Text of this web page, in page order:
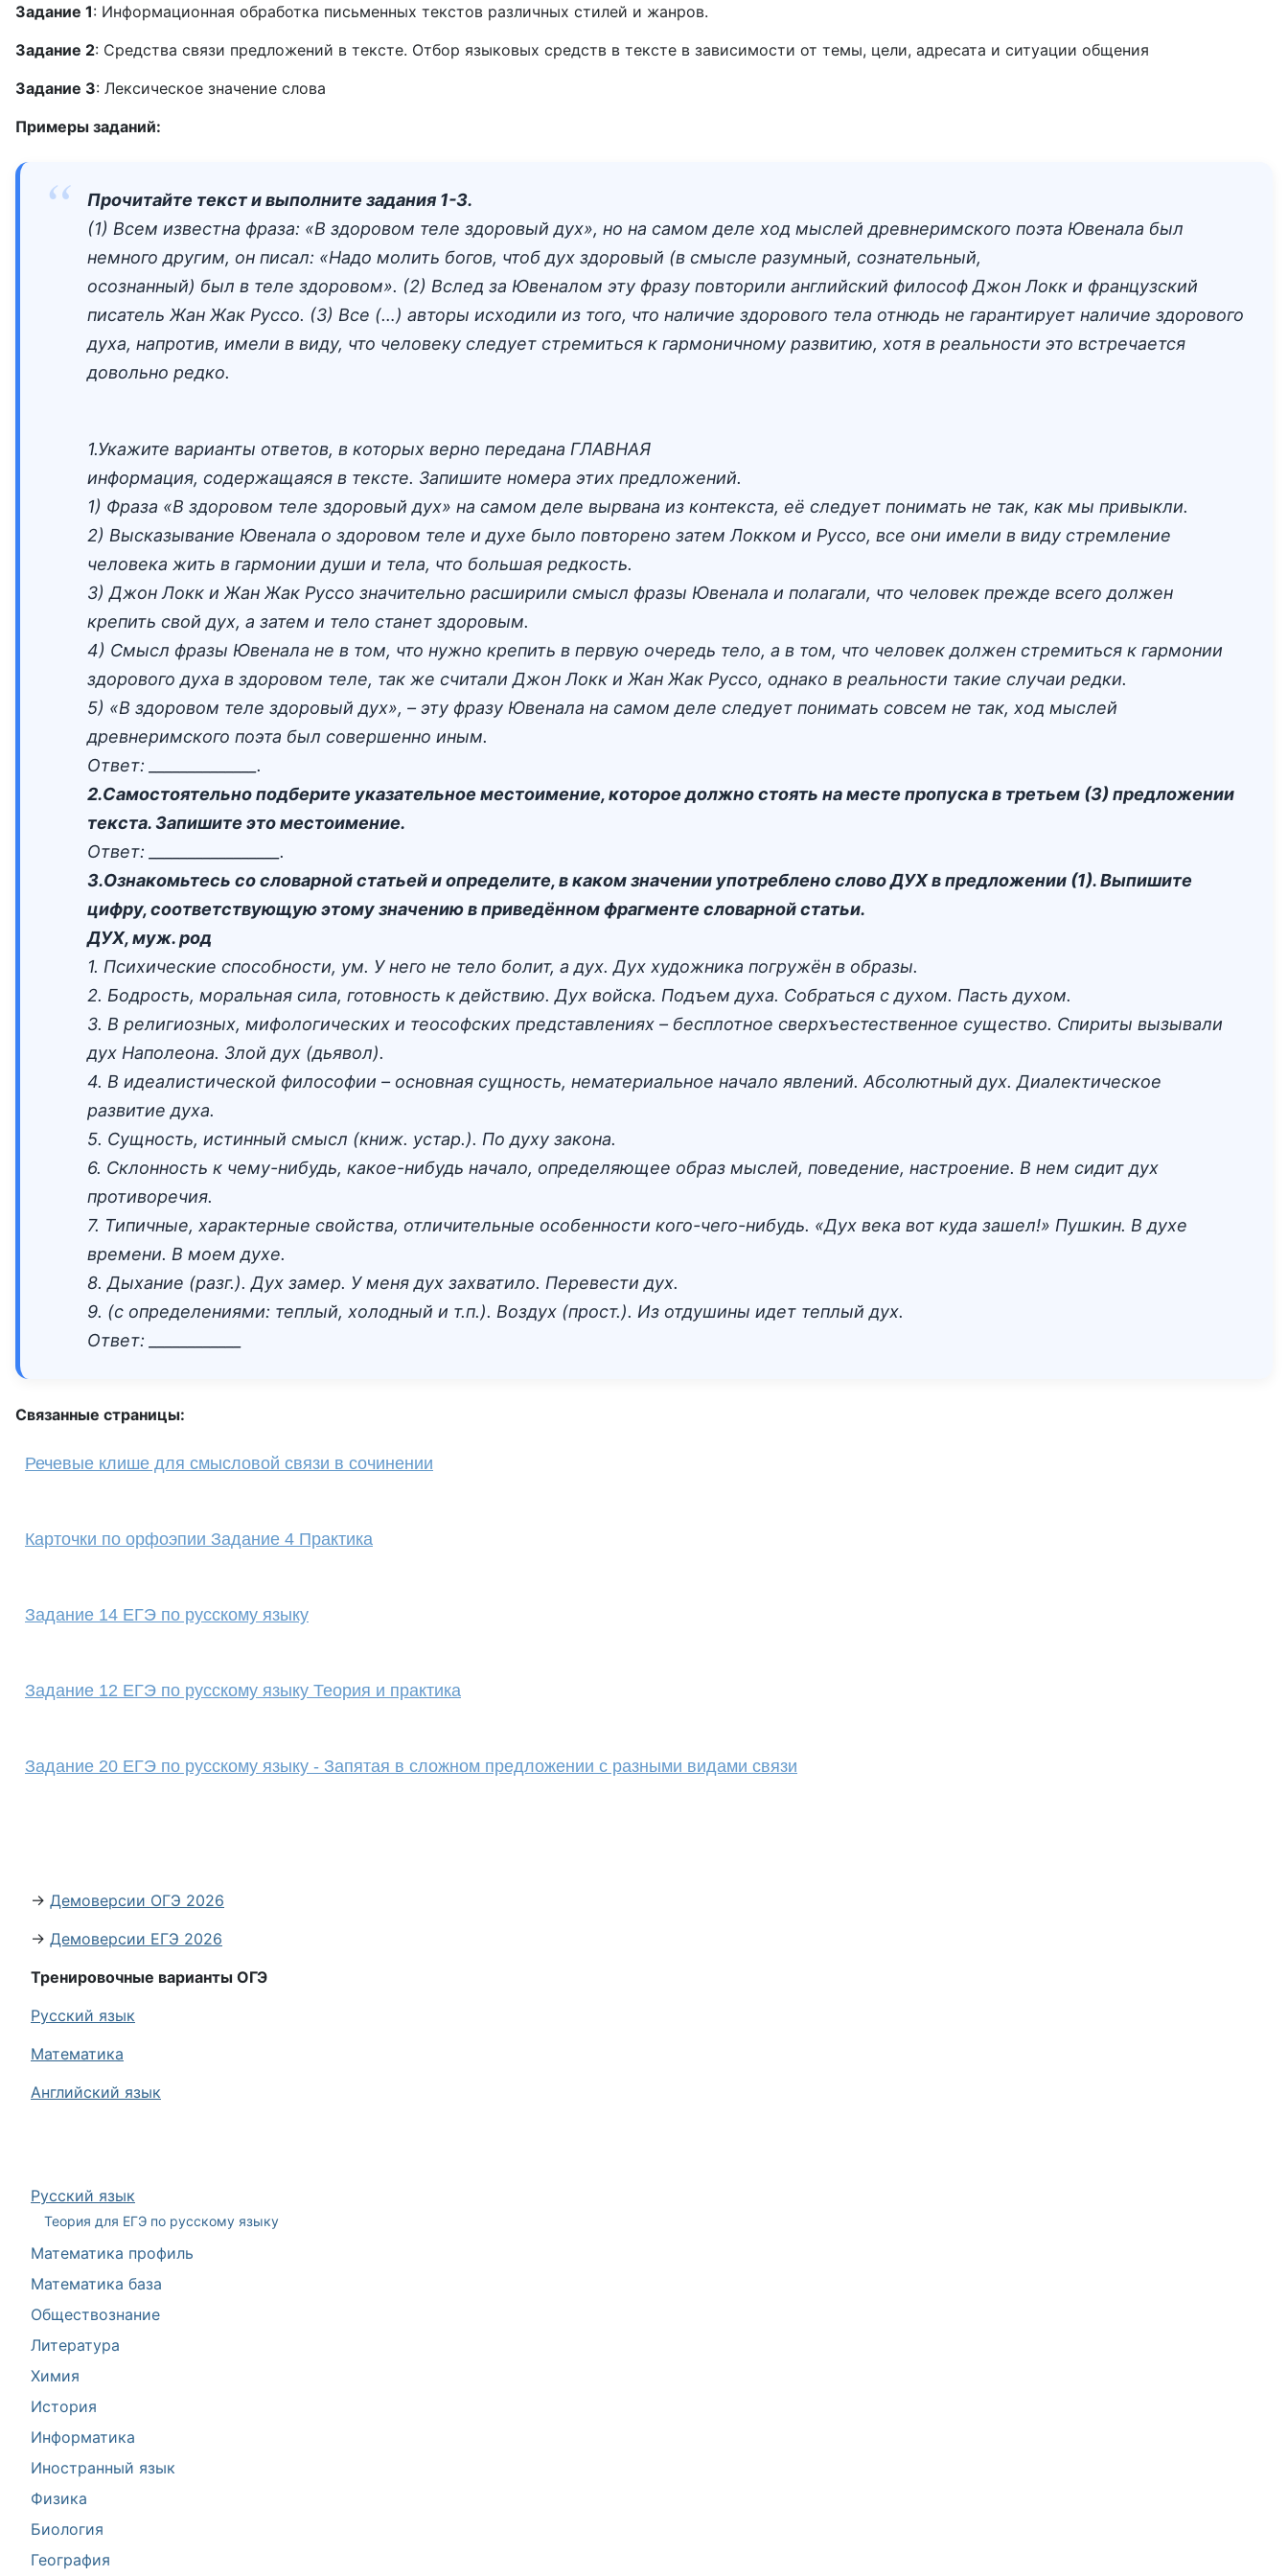
Русский язык
Теория для ЕГЭ по русскому языку
Математика профиль
Математика база
Обществознание
Литература
Химия
История
Информатика
Иностранный язык
Физика
Биология
География
Задание 1: Информационная обработка письменных текстов различных стилей и жанров.
Задание 2: Средства связи предложений в тексте. Отбор языковых средств в тексте в зависимости от темы, цели, адресата и ситуации общения
Задание 3: Лексическое значение слова
Примеры заданий:
Прочитайте текст и выполните задания 1-3.
(1) Всем известна фраза: «В здоровом теле здоровый дух», но на самом деле ход мыслей древнеримского поэта Ювенала был
немного другим, он писал: «Надо молить богов, чтоб дух здоровый (в смысле разумный, сознательный,
осознанный) был в теле здоровом». (2) Вслед за Ювеналом эту фразу повторили английский философ Джон Локк и французский
писатель Жан Жак Руссо. (3) Все (…) авторы исходили из того, что наличие здорового тела отнюдь не гарантирует наличие здорового
духа, напротив, имели в виду, что человеку следует стремиться к гармоничному развитию, хотя в реальности это встречается
довольно редко.
1.Укажите варианты ответов, в которых верно передана ГЛАВНАЯ
информация, содержащаяся в тексте. Запишите номера этих предложений.
1) Фраза «В здоровом теле здоровый дух» на самом деле вырвана из контекста, её следует понимать не так, как мы привыкли.
2) Высказывание Ювенала о здоровом теле и духе было повторено затем Локком и Руссо, все они имели в виду стремление
человека жить в гармонии души и тела, что большая редкость.
3) Джон Локк и Жан Жак Руссо значительно расширили смысл фразы Ювенала и полагали, что человек прежде всего должен
крепить свой дух, а затем и тело станет здоровым.
4) Смысл фразы Ювенала не в том, что нужно крепить в первую очередь тело, а в том, что человек должен стремиться к гармонии
здорового духа в здоровом теле, так же считали Джон Локк и Жан Жак Руссо, однако в реальности такие случаи редки.
5) «В здоровом теле здоровый дух», – эту фразу Ювенала на самом деле следует понимать совсем не так, ход мыслей
древнеримского поэта был совершенно иным.
Ответ: ______________.
2.Самостоятельно подберите указательное местоимение, которое должно стоять на месте пропуска в третьем (3) предложении
текста. Запишите это местоимение.
Ответ: _________________.
3.Ознакомьтесь со словарной статьей и определите, в каком значении употреблено слово ДУХ в предложении (1). Выпишите
цифру, соответствующую этому значению в приведённом фрагменте словарной статьи.
ДУХ, муж. род
1. Психические способности, ум. У него не тело болит, а дух. Дух художника погружён в образы.
2. Бодрость, моральная сила, готовность к действию. Дух войска. Подъем духа. Собраться с духом. Пасть духом.
3. В религиозных, мифологических и теософских представлениях – бесплотное сверхъестественное существо. Спириты вызывали
дух Наполеона. Злой дух (дьявол).
4. В идеалистической философии – основная сущность, нематериальное начало явлений. Абсолютный дух. Диалектическое
развитие духа.
5. Сущность, истинный смысл (книж. устар.). По духу закона.
6. Склонность к чему-нибудь, какое-нибудь начало, определяющее образ мыслей, поведение, настроение. В нем сидит дух
противоречия.
7. Типичные, характерные свойства, отличительные особенности кого-чего-нибудь. «Дух века вот куда зашел!» Пушкин. В духе
времени. В моем духе.
8. Дыхание (разг.). Дух замер. У меня дух захватило. Перевести дух.
9. (с определениями: теплый, холодный и т.п.). Воздух (прост.). Из отдушины идет теплый дух.
Ответ: ____________
Связанные страницы:
Речевые клише для смысловой связи в сочинении
Карточки по орфоэпии Задание 4 Практика
Задание 14 ЕГЭ по русскому языку
Задание 12 ЕГЭ по русскому языку Теория и практика
Задание 20 ЕГЭ по русскому языку - Запятая в сложном предложении с разными видами связи
→ Демоверсии ОГЭ 2026
→ Демоверсии ЕГЭ 2026
Тренировочные варианты ОГЭ
Русский язык
Математика
Английский язык